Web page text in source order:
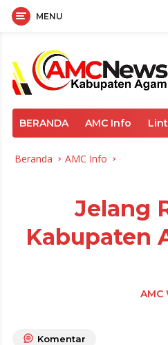
MENU
BERANDA AMC Info
Beranda AMC Info
Jelang
Kabupaten
AMC
Komentar